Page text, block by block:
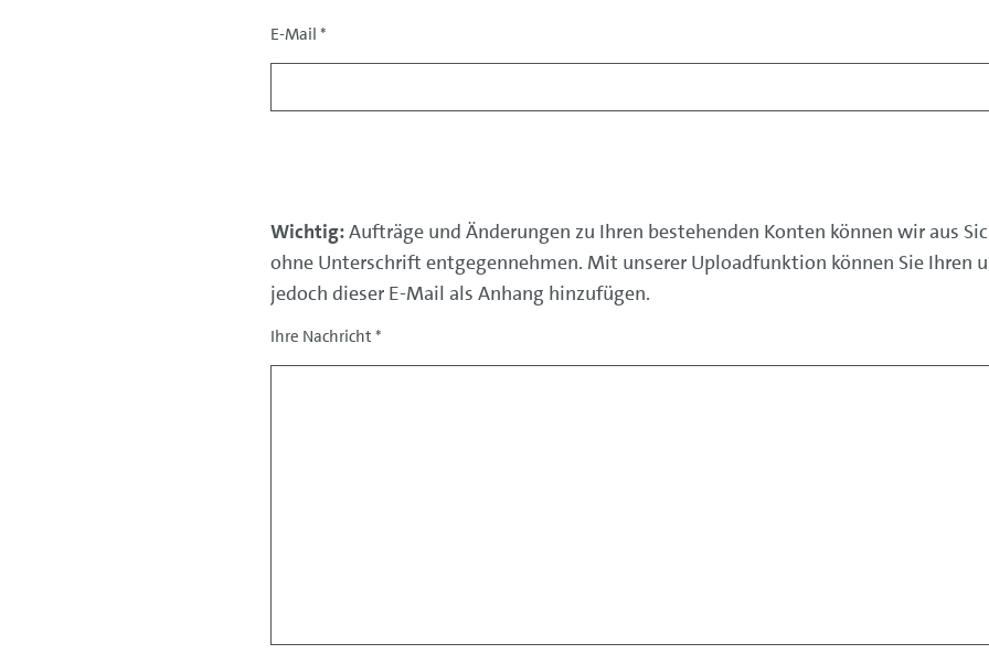
Kontaktdaten
E-Mail*
Wichtig:Aufträge und Änderungen zu Ihren bestehenden Konten können wir aus
ohne Unterschrift entgegennehmen. Mit unserer Uploadfunktion können Sie Ihren
jedoch dieser E-Mail als Anhang hinzufügen.
Ihre Nachricht*